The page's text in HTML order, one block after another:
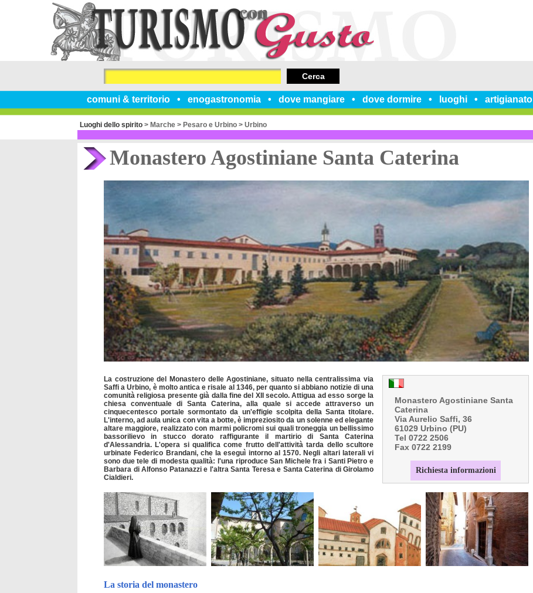
comuni & territorio enogastronomia dove mangiare dove dormire luoghi artigianato
Cerca
Luoghi dello spirito > Marche > Pesaro e Urbino > Urbino
Monastero Agostiniane Santa Caterina
Monastero Agostiniane Santa
Caterina
Via Aurelio Saffi, 36
61029 Urbino (PU)
Tel 0722 2506
Fax 0722 2199
Richiesta informazioni
La costruzione del Monastero delle Agostiniane, situato nella centralissima via
Saffi a Urbino, è molto antica e risale al 1346, per quanto si abbiano notizie di una
comunità religiosa presente già dalla fine del XII secolo. Attigua ad esso sorge la
chiesa conventuale di Santa Caterina, alla quale si accede attraverso un
cinquecentesco portale sormontato da un'effigie scolpita della Santa titolare.
L'interno, ad aula unica con vita a botte, è impreziosito da un solenne ed elegante
altare maggiore, realizzato con marmi policromi sui quali troneggia un bellissimo
bassorilievo in stucco dorato raffigurante il martirio di Santa Caterina
d'Alessandria. L'opera si qualifica come frutto dell'attività tarda dello scultore
urbinate Federico Brandani, che la eseguì intorno al 1570. Negli altari laterali vi
sono due tele di modesta qualità: l'una riproduce San Michele fra i Santi Pietro e
Barbara di Alfonso Patanazzi e l'altra Santa Teresa e Santa Caterina di Girolamo
Cialdieri.
La storia del monastero